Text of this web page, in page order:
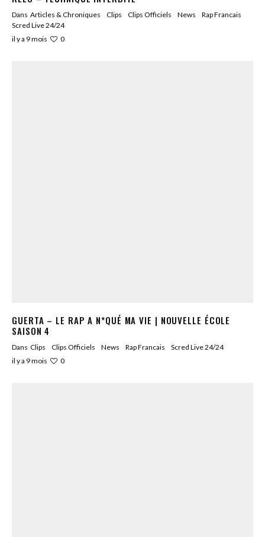
Dans Articles & Chroniques Clips Clips Officiels News
Rap Francais
Scred Live 24/24
il y a 9 mois
0
GUERTA – LE RAP A N*QUÉ MA VIE | NOUVELLE ÉCOLE
SAISON 4
Dans Clips Clips Officiels News Rap Francais
Scred Live 24/24
il y a 9 mois
0